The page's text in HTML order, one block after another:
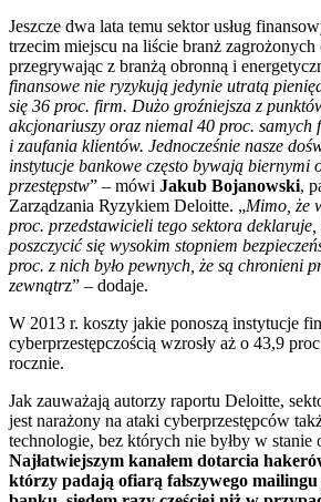
Jeszcze dwa lata temu sektor usług
trzecim miejscu na liście branż zagrożonych
przegrywając z branżą obronną i
finansowe nie ryzykują jedynie utratą
się 36 proc. firm. Dużo groźniejsza z
akcjonariuszy oraz niemal 40 proc.
i zaufania klientów. Jednocześnie nasze
instytucje bankowe często bywają biernymi
przestępstw” – mówi Jakub Bojanowski,
Zarządzania Ryzykiem Deloitte. „Mimo, że
proc. przedstawicieli tego sektora
poszczycić się wysokim stopniem
proc. z nich było pewnych, że są chronieni
zewnątrz” – dodaje.
W 2013 r. koszty jakie ponoszą instytucje
cyberprzestępczością wzrosły aż o 43,9
rocznie.
Jak zauważają autorzy raportu Deloitte,
jest narażony na ataki cyberprzestępców
technologie, bez których nie byłby w stanie
Najłatwiejszym kanałem dotarcia
którzy padają ofiarą fałszywego